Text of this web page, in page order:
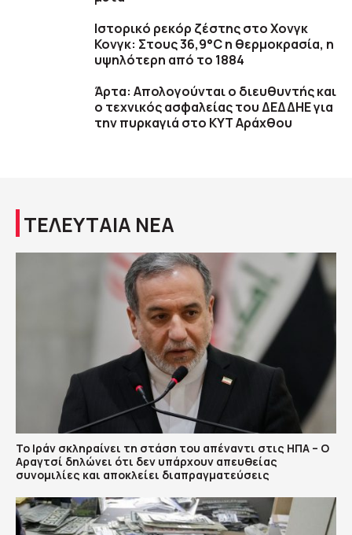
Ιστορικό ρεκόρ ζέστης στο Χονγκ
Κονγκ: Στους 36,9°C η θερμοκρασία, η
υψηλότερη από το 1884
Άρτα: Απολογούνται ο διευθυντής και
ο τεχνικός ασφαλείας του ΔΕΔΔΗΕ για
την πυρκαγιά στο ΚΥΤ Αράχθου
ΤΕΛΕΥΤΑΙΑ ΝΕΑ
Το Ιράν σκληραίνει τη στάση του απέναντι στις ΗΠΑ – Ο
Αραγτσί δηλώνει ότι δεν υπάρχουν απευθείας
συνομιλίες και αποκλείει διαπραγματεύσεις